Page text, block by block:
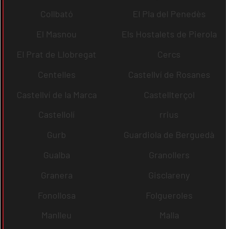
Collbató
El Pla del Penedès
El Masnou
Els Hostalets de Pierola
El Prat de Llobregat
Cercs
Centelles
Castellví de Rosanes
Castellví de la Marca
Castellterçol
Castellolí
rrius
Gurb
Guardiola de Berguedà
Gualba
Granollers
Granera
Gisclareny
Fonollosa
Folgueroles
Manlleu
Malla